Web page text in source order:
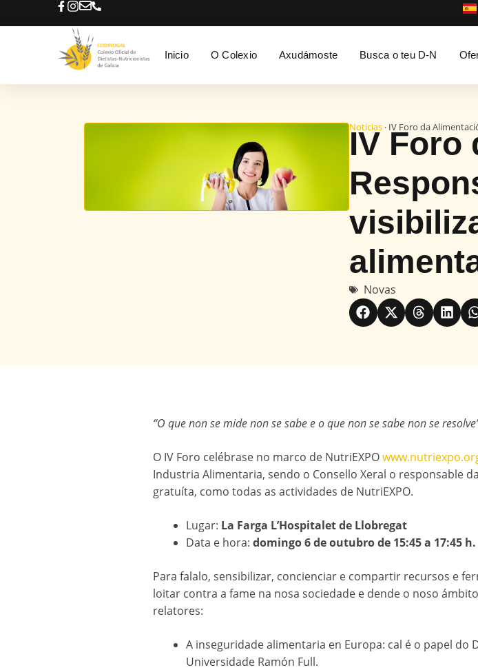
Inicio O Colexio Axudámoste Busca o teu D-N
Noticias · IV Foro da
IV Foro
Novas
“O que non se mide non se sabe e o que non se sabe non se
O IV Foro celébrase no marco de NutriEXPO
Industria Alimentaria, sendo o Consello Xeral o responsable
gratuíta, como todas as actividades de NutriEXPO.
Lugar: La Farga L’Hospitalet de Llobregat
Data e hora: domingo 6 de outubro de 15:45 a 17:45 h.
Para falalo, sensibilizar, concienciar e compartir recursos e
loitar contra a fame na nosa sociedade e dende o noso
relatores:
A inseguridade alimentaria en Europa: cal é o papel
Universidade Ramón Full.